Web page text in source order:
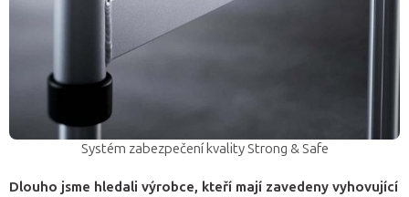
Systém zabezpečení kvality Strong & Safe
Dlouho jsme hledali výrobce, kteří mají zavedeny vyhovující